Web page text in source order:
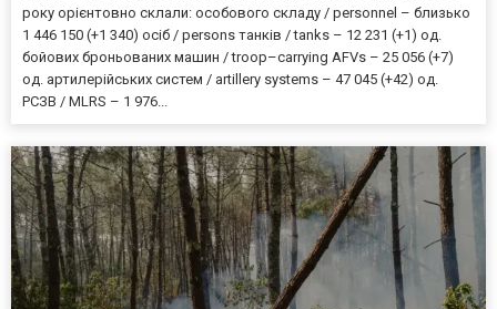
року орієнтовно склали: особового складу / personnel – близько
1 446 150 (+1 340) осіб / persons танків / tanks – 12 231 (+1) од.
бойових броньованих машин / troop–carrying AFVs – 25 056 (+7)
од. артилерійських систем / artillery systems – 47 045 (+42) од.
РСЗВ / MLRS – 1 976...